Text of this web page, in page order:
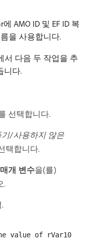
AMO ID 및 EF ID 복
을 사용합니다.
서 다음 두 작업을 추
니다.
선택합니다.
/사용하지 않은
택합니다.
개 변수​을(를)
.
value of rVar10